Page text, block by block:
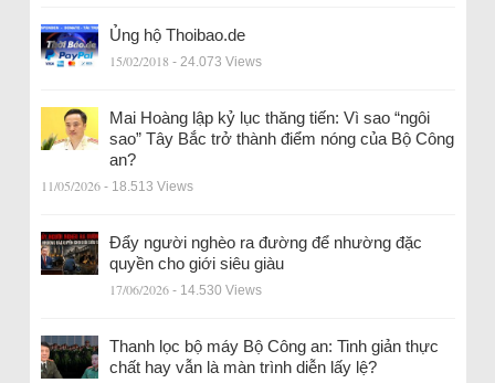
Ủng hộ Thoibao.de
15/02/2018 - 24.073 Views
Mai Hoàng lập kỷ lục thăng tiến: Vì sao “ngôi
sao” Tây Bắc trở thành điểm nóng của Bộ Công
an?
11/05/2026 - 18.513 Views
Đẩy người nghèo ra đường để nhường đặc
quyền cho giới siêu giàu
17/06/2026 - 14.530 Views
Thanh lọc bộ máy Bộ Công an: Tinh giản thực
chất hay vẫn là màn trình diễn lấy lệ?